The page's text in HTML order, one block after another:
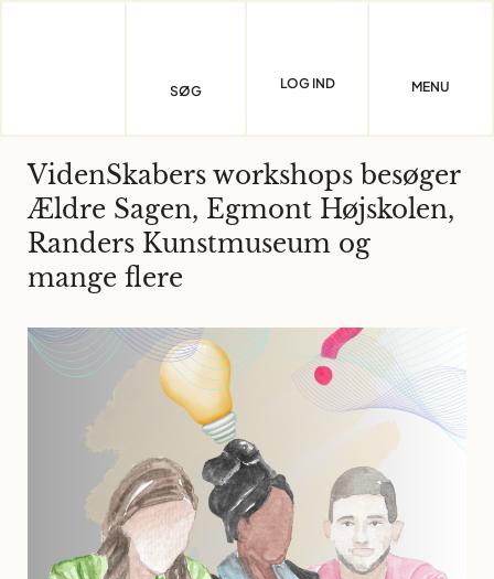
SØG LOG IND MENU
VidenSkabers workshops besøger
Ældre Sagen, Egmont Højskolen,
Randers Kunstmuseum og
mange flere